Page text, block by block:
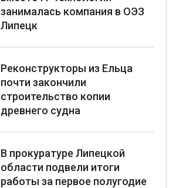
занималась компания в ОЭЗ
Липецк
Реконструкторы из Ельца
почти закончили
строительство копии
древнего судна
В прокуратуре Липецкой
области подвели итоги
работы за первое полугодие